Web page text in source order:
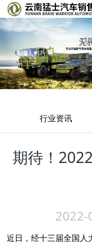
行业资讯
期待！
2022-
近日，经十三届全国人